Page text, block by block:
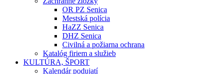
OR PZ Senica
Mestská polícia
HaZZ Senica
DHZ Senica
Civilná a požiarna ochrana
Katalóg firiem a služieb
KULTÚRA, ŠPORT
Kalendár podujatí